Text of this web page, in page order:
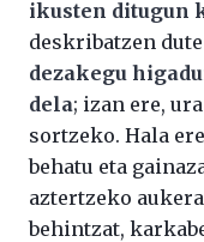
ikusten ditugun
deskribatzen
dezakegu
dela; izan ere,
sortzeko. Hala
behatu eta
aztertzeko
behintzat,